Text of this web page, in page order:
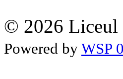
© 2026 Liceul
Powered by WSP